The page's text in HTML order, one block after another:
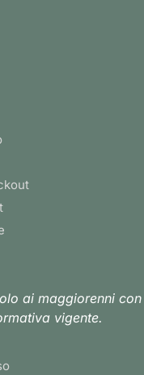
ai maggiorenni con
vigente.